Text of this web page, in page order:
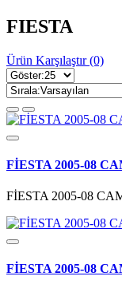
FIESTA
Ürün Karşılaştır (0)
FİESTA 2005-08
FİESTA 2005-08
FİESTA 2005-08